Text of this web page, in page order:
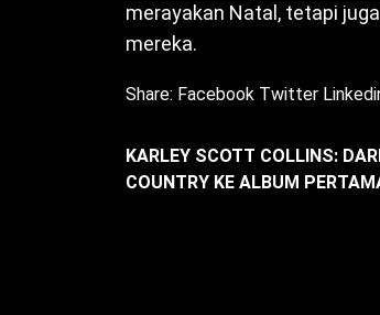
merayakan Natal, tetapi
mereka.
Share: Facebook Twitter
KARLEY SCOTT COLLINS:
COUNTRY KE ALBUM